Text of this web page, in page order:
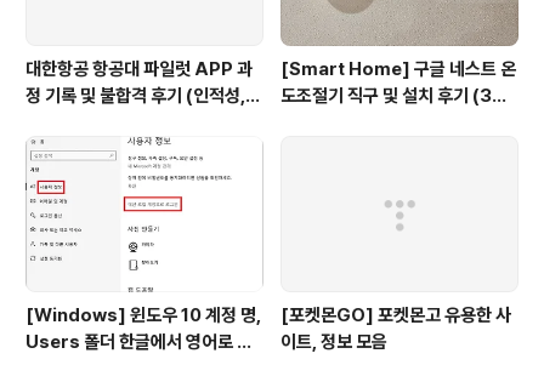
대한항공 항공대 파일럿 APP 과
정 기록 및 불합격 후기 (인적성,
[Smart Home] 구글 네스트 온
도조절기 직구 및 설치 후기 (3세
[Windows] 윈도우 10 계정 명,
Users 폴더 한글에서 영어로 변
[포켓몬GO] 포켓몬고 유용한 사
이트, 정보 모음